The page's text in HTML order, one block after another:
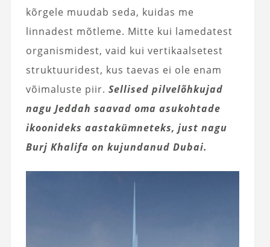
kõrgele muudab seda, kuidas me
linnadest mõtleme. Mitte kui lamedatest
organismidest, vaid kui vertikaalsetest
struktuuridest, kus taevas ei ole enam
võimaluste piir. Sellised pilvelõhkujad
nagu Jeddah saavad oma asukohtade
ikoonideks aastakümneteks, just nagu
Burj Khalifa on kujundanud Dubai.